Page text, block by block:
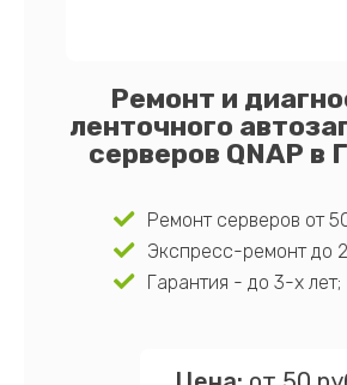
Ремонт и
ленточного
серверов QNAP в
Ремонт серверов от
Экспресс-ремонт до
Гарантия - до 3-х лет;